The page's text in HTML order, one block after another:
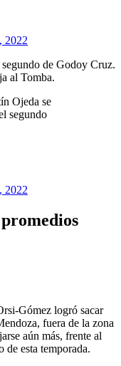
2022
de Godoy Cruz.
al Tomba.
Ojeda se
segundo
2022
Gómez logró sacar
fuera de la zona
aún más, frente al
de esta temporada.